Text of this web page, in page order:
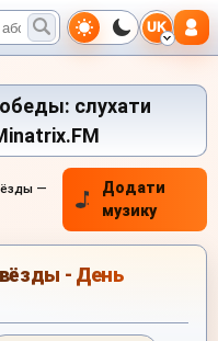
UK
слухати
—
Додати
музику
- День